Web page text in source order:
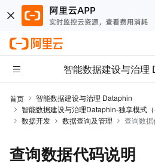
智能数据建设与治理
首页
智能数据建设与治理 Dataphin
智能数据建设与治理Dataphin-独享模式（
数据开发
数据查询及管理 查询数
查询数据代码说明